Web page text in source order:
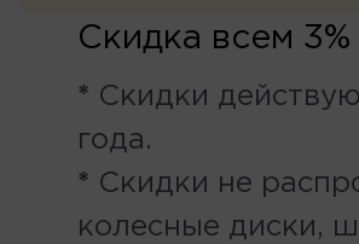
Скидка всем 3%
* Скидки
года.
* Скидки не
колесные диски,